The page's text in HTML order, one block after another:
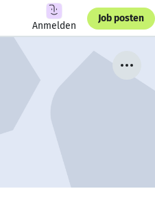
Anmelden
Job posten